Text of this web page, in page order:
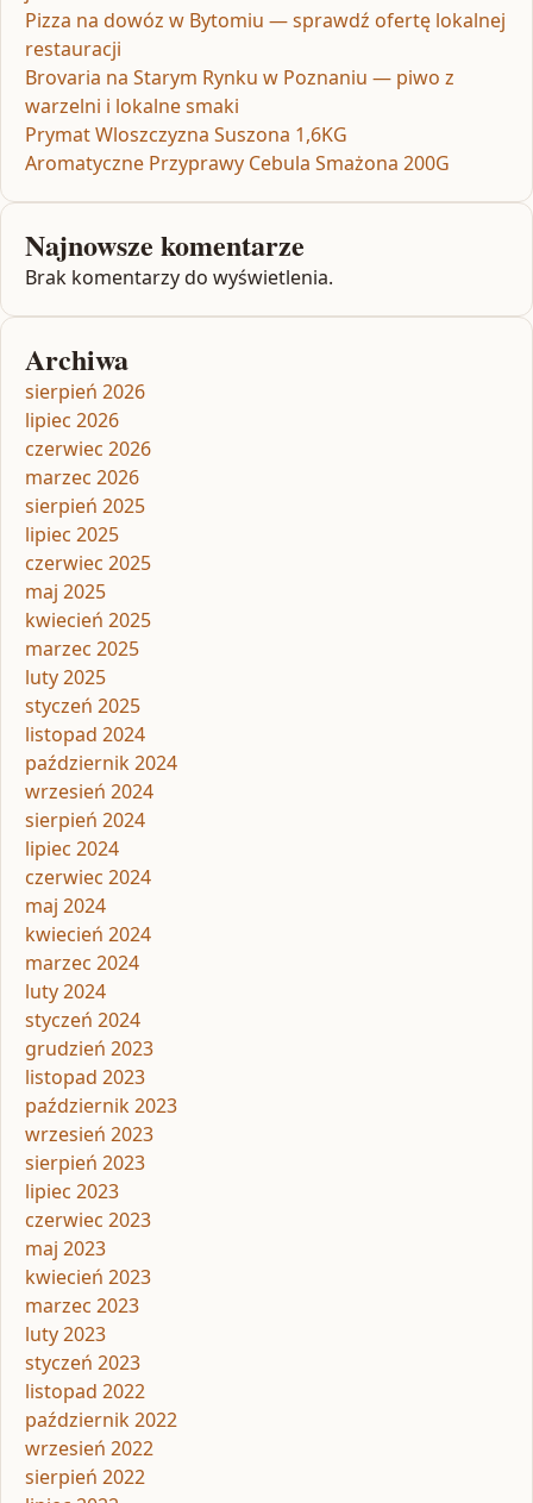
Pizza na dowóz w Bytomiu — sprawdź ofertę lokalnej
restauracji
Brovaria na Starym Rynku w Poznaniu — piwo z
warzelni i lokalne smaki
Prymat Wloszczyzna Suszona 1,6KG
Aromatyczne Przyprawy Cebula Smażona 200G
Najnowsze komentarze
Brak komentarzy do wyświetlenia.
Archiwa
sierpień 2026
lipiec 2026
czerwiec 2026
marzec 2026
sierpień 2025
lipiec 2025
czerwiec 2025
maj 2025
kwiecień 2025
marzec 2025
luty 2025
styczeń 2025
listopad 2024
październik 2024
wrzesień 2024
sierpień 2024
lipiec 2024
czerwiec 2024
maj 2024
kwiecień 2024
marzec 2024
luty 2024
styczeń 2024
grudzień 2023
listopad 2023
październik 2023
wrzesień 2023
sierpień 2023
lipiec 2023
czerwiec 2023
maj 2023
kwiecień 2023
marzec 2023
luty 2023
styczeń 2023
listopad 2022
październik 2022
wrzesień 2022
sierpień 2022